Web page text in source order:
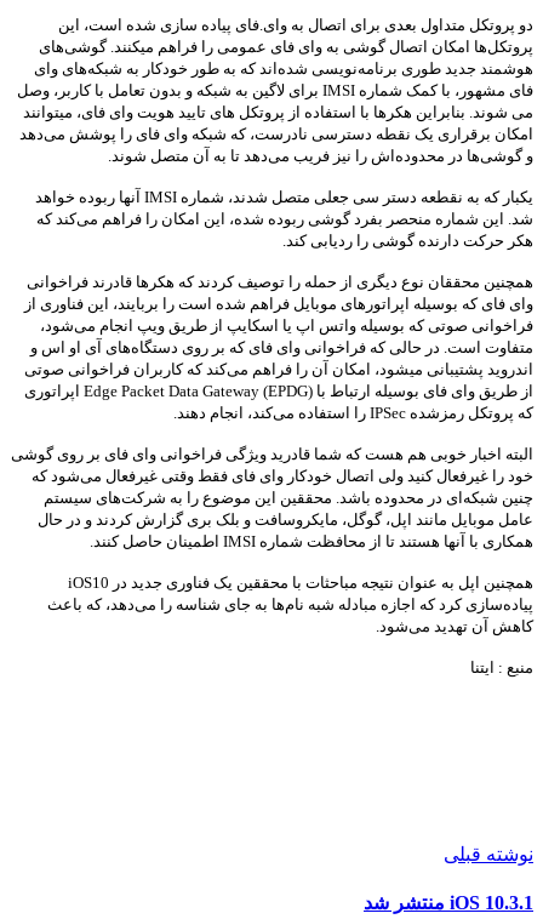
دو پروتکل متداول بعدی برای اتصال به وای.فای پیاده سازی شده است، این
پروتکل‌ها امکان اتصال گوشی به وای فای عمومی را فراهم میکنند. گوشی‌های
هوشمند جدید طوری برنامه‌نویسی شده‌اند که به طور خودکار به شبکه‌های وای
فای مشهور، با کمک شماره IMSI برای لاگین به شبکه و بدون تعامل با کاربر، وصل
می شوند. بنابراین هکرها با استفاده از پروتکل های تایید هویت وای فای، میتوانند
امکان برقراری یک نقطه دسترسی نادرست، که شبکه وای فای را پوشش می‌دهد
و گوشی‌ها در محدوده‌اش را نیز فریب می‌دهد تا به آن متصل شوند.
یکبار که به نقطعه دستر سی جعلی متصل شدند، شماره IMSI آنها ربوده خواهد
شد. این شماره منحصر بفرد گوشی ربوده شده، این امکان را فراهم می‌کند که
هکر حرکت دارنده گوشی را ردیابی کند.
همچنین محققان نوع دیگری از حمله را توصیف کردند که هکرها قادرند فراخوانی
وای فای که بوسیله اپراتورهای موبایل فراهم شده است را بربایند، این فناوری از
فراخوانی صوتی که بوسیله واتس اپ یا اسکایپ از طریق ویپ انجام می‌شود،
متفاوت است. در حالی که فراخوانی وای فای که بر روی دستگاه‌های آی او اس و
اندروید پشتیبانی میشود، امکان آن را فراهم می‌کند که کاربران فراخوانی صوتی
از طریق وای فای بوسیله ارتباط با Edge Packet Data Gateway (EPDG) اپراتوری
که پروتکل رمزشده IPSec را استفاده می‌کند، انجام دهند.
البته اخبار خوبی هم هست که شما قادرید ویژگی فراخوانی وای فای بر روی گوشی
خود را غیرفعال کنید ولی اتصال خودکار وای فای فقط وقتی غیرفعال می‌شود که
چنین شبکه‌ای در محدوده باشد. محققین این موضوع را به شرکت‌های سیستم
عامل موبایل مانند اپل، گوگل، مایکروسافت و بلک بری گزارش کردند و در حال
همکاری با آنها هستند تا از محافظت شماره IMSI اطمینان حاصل کنند.
همچنین اپل به عنوان نتیجه مباحثات با محققین یک فناوری جدید در iOS10
پیاده‌سازی کرد که اجازه مبادله شبه نام‌ها به جای شناسه را می‌دهد، که باعث
کاهش آن تهدید می‌شود.
منبع : ایتنا
نوشته قبلی
iOS 10.3.1 منتشر شد